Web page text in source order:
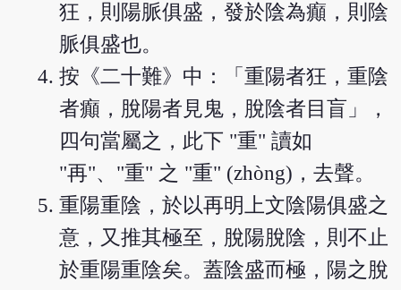
狂，則陽脈俱盛，發於陰為癲，則陰
脈俱盛也。
按《二十難》中：「重陽者狂，重陰
者癲，脫陽者見鬼，脫陰者目盲」，
四句當屬之，此下 "重" 讀如
"再"、"重" 之 "重" (zhòng)，去聲。
重陽重陰，於以再明上文陰陽俱盛之
意，又推其極至，脫陽脫陰，則不止
於重陽重陰矣。蓋陰盛而極，陽之脫